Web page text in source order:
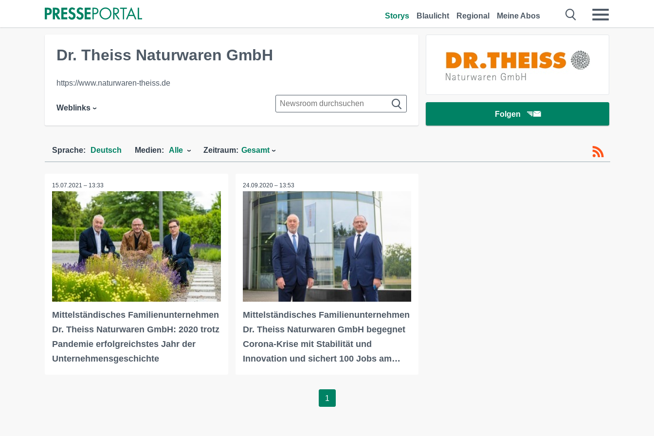
Storys Blaulicht Regional Meine Abos
Folgen
Dr. Theiss Naturwaren GmbH
https://www.naturwaren-theiss.de
Weblinks
Sprache: Deutsch Medien: Alle Zeitraum: Gesamt
15.07.2021 – 13:33
Mittelständisches Familienunternehmen
Dr. Theiss Naturwaren GmbH: 2020 trotz
Pandemie erfolgreichstes Jahr der
Unternehmensgeschichte
24.09.2020 – 13:53
Mittelständisches Familienunternehmen
Dr. Theiss Naturwaren GmbH begegnet
Corona-Krise mit Stabilität und
Innovation und sichert 100 Jobs am…
1